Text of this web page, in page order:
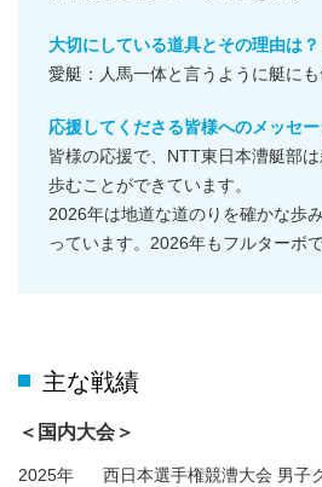
大切にしている道具とその理由は？
愛艇：人馬一体と言うように艇に
応援してくださる皆様へのメッセー
皆様の応援で、NTT東日本漕艇部
歩むことができています。
2026年は地道な道のりを確かな歩
っています。2026年もフルターボ
主な戦績
＜国内大会＞
2025年
西日本選手権競漕大会 男子